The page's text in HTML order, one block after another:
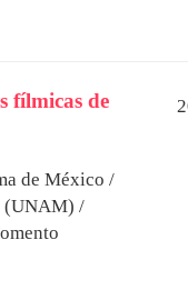
fílmicas de
de México /
(UNAM) /